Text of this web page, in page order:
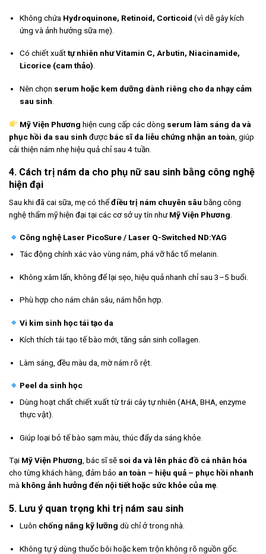
Không chứa Hydroquinone, Retinoid, Corticoid (vì dễ gây kích
ứng và ảnh hưởng sữa mẹ).
Có chiết xuấttự nhiên như Vitamin C, Arbutin, Niacinamide,
Licorice (cam thảo).
Nên chọn serum hoặc kem dưỡng dành riêng cho da nhạy cảm
sau sinh
Mỹ Viện Phương hiện cung cấp các dòng serum làm sáng da và
phục hồi da sau sinh được bác sĩ da liễu chứng nhận an toàn , giúp
cải thiện nám nhẹ hiệu quả chỉ sau 4 tuần.
4. Cách trị nám da cho phụ nữ sau sinh bằng công nghệ
hiện đại
Sau khi đã cai sữa, mẹ có thểđiều trị nám chuyên sâu bằng công
nghệ thẩm mỹ hiện đại tại các cơ sở uy tín nhưMỹ Viện Phương
Công nghệ Laser PicoSure / Laser Q-Switched ND:YAG
Tác động chính xác vào vùng nám, phá vỡ hắc tố melanin.
Không xâm lấn, không để lại sẹo, hiệu quả nhanh chỉ sau 3–5 buổi.
Phù hợp cho nám chân sâu, nám hỗn hợp.
Vi kim sinh học tái tạo da
Kích thích tái tạo tế bào mới, tăng sản sinh collagen.
Làm sáng, đều màu da, mờ nám rõ rệt.
Peel da sinh học
Dùng hoạt chất chiết xuất từ trái cây tự nhiên (AHA, BHA, enzyme
thực vật).
Giúp loại bỏ tế bào sạm màu, thúc đẩy da sáng khỏe.
Tại Mỹ Viện Phương, bác sĩ sẽ soi da và lên phác đồ cá nhân hóa
cho từng khách hàng, đảm bảo an toàn – hiệu quả – phục hồi nhanh
mà không ảnh hưởng đến nội tiết hoặc sức khỏe của mẹ.
5. Lưu ý quan trọng khi trị nám sau sinh
Luôn chống nắng kỹ lưỡng dù chỉ ở trong nhà.
Không tự ý dùng thuốc bôi hoặc kem trộn không rõ nguồn gốc.